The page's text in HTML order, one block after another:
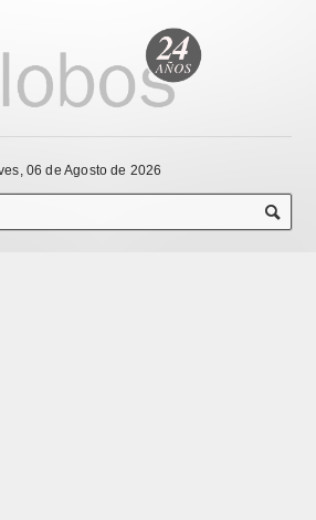
06 de Agosto de 2026